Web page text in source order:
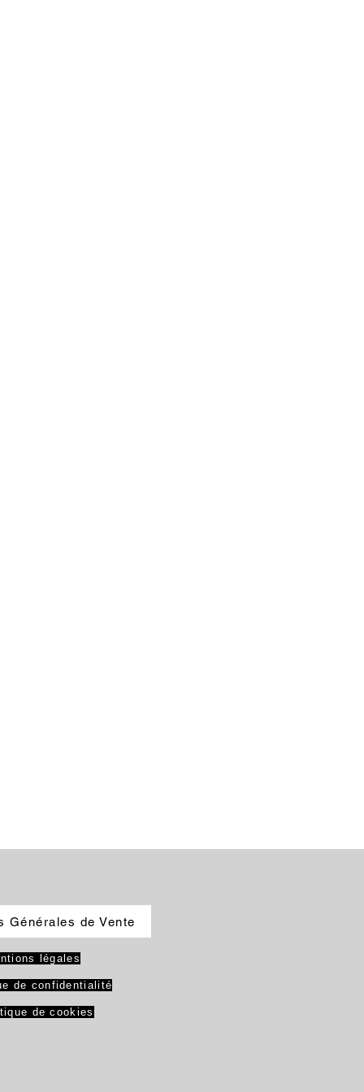
Générales de Vente
légales
de confidentialité
de cookies